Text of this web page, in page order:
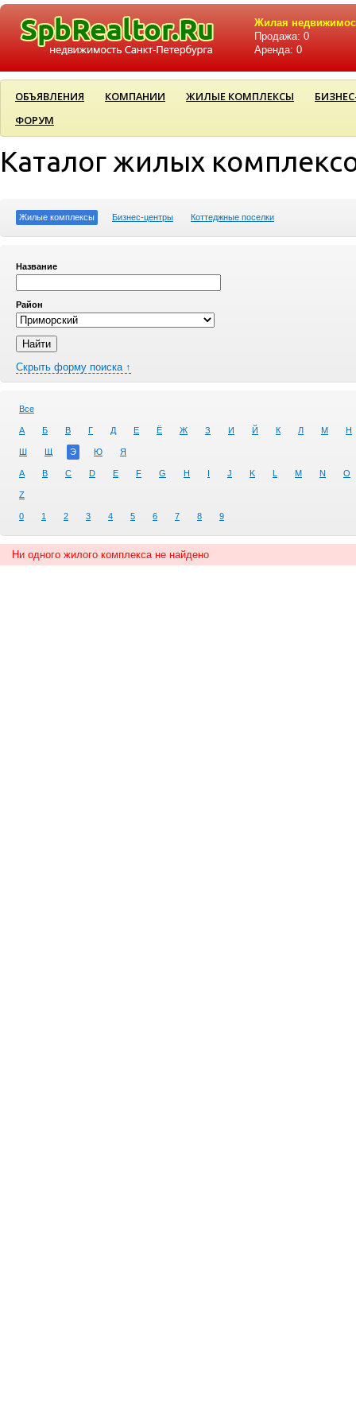
Жилая
Продажа: 0
Аренда: 0
ОБЪЯВЛЕНИЯ КОМПАНИИ ЖИЛЫЕ КОМПЛЕКСЫ
ФОРУМ
Каталог жилых
Жилые комплексы Бизнес-центры Коттеджные поселки
Название
Район
Скрыть форму поиска ↑
Все
А Б В Г Д Е Ё Ж З И Й К Л М Н
Ш Щ Э Ю Я
A B C D E F G H I J K L M N O
Z
0 1 2 3 4 5 6 7 8 9
Ни одного жилого комплекса не найдено